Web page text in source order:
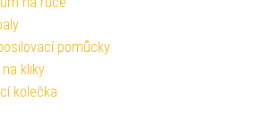
pomůcky
kliky
kolečka